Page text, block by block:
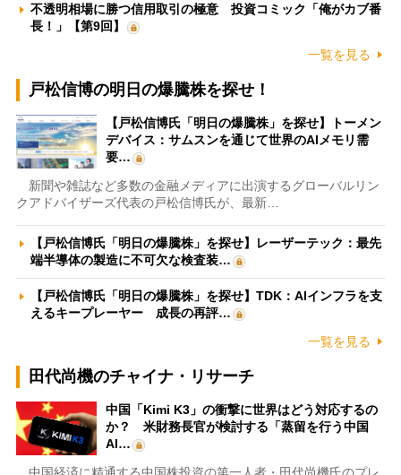
不透明相場に勝つ信用取引の極意 投資コミック「俺がカブ番
長！」【第9回】
一覧を見る
戸松信博の明日の爆騰株を探せ！
【戸松信博氏「明日の爆騰株」を探せ】トーメン
デバイス：サムスンを通じて世界のAIメモリ需
要…
新聞や雑誌など多数の金融メディアに出演するグローバルリン
クアドバイザーズ代表の戸松信博氏が、最新…
【戸松信博氏「明日の爆騰株」を探せ】レーザーテック：最先
端半導体の製造に不可欠な検査装…
【戸松信博氏「明日の爆騰株」を探せ】TDK：AIインフラを支
えるキープレーヤー 成長の再評…
一覧を見る
田代尚機のチャイナ・リサーチ
中国「Kimi K3」の衝撃に世界はどう対応するの
か？ 米財務長官が検討する「蒸留を行う中国
AI…